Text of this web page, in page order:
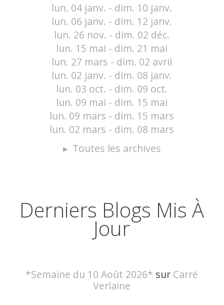
lun. 04 janv. - dim. 10 janv.
lun. 06 janv. - dim. 12 janv.
lun. 26 nov. - dim. 02 déc.
lun. 15 mai - dim. 21 mai
lun. 27 mars - dim. 02 avril
lun. 02 janv. - dim. 08 janv.
lun. 03 oct. - dim. 09 oct.
lun. 09 mai - dim. 15 mai
lun. 09 mars - dim. 15 mars
lun. 02 mars - dim. 08 mars
Toutes les archives
Derniers Blogs Mis À
Jour
*Semaine du 10 Août 2026* sur Carré
Verlaine